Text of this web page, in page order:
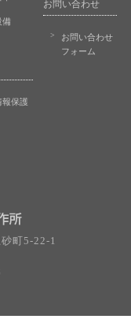
備
お問い合わせ
お問い合わせ
フォーム
保護
町5-22-1